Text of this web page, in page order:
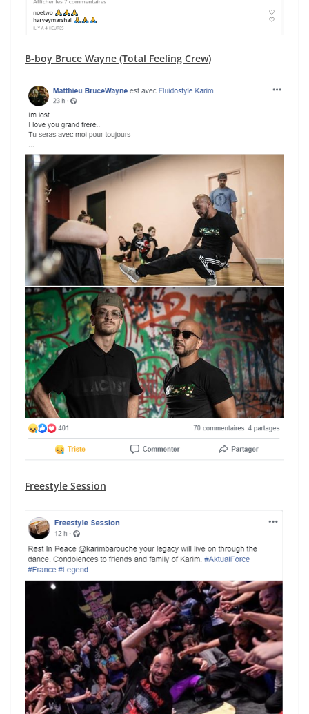
B-boy Bruce Wayne (Total Feeling Crew)
Freestyle Session